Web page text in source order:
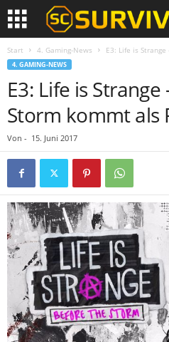
Start 4. Gaming-News E3: Life is
4. GAMING-NEWS
E3: Life is
Storm kommt als
Von - 15. Juni 2017